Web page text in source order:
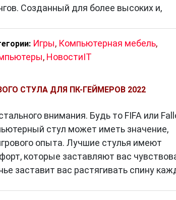
Созданный для более высоких и,
Игры, Компьютерная мебель,
, НовостиIT
СТУЛА ДЛЯ ПК-ГЕЙМЕРОВ 2022
внимания. Будь то FIFA или
стул может иметь значение,
опыта. Лучшие стулья имеют
которые заставляют вас
заставит вас растягивать спину